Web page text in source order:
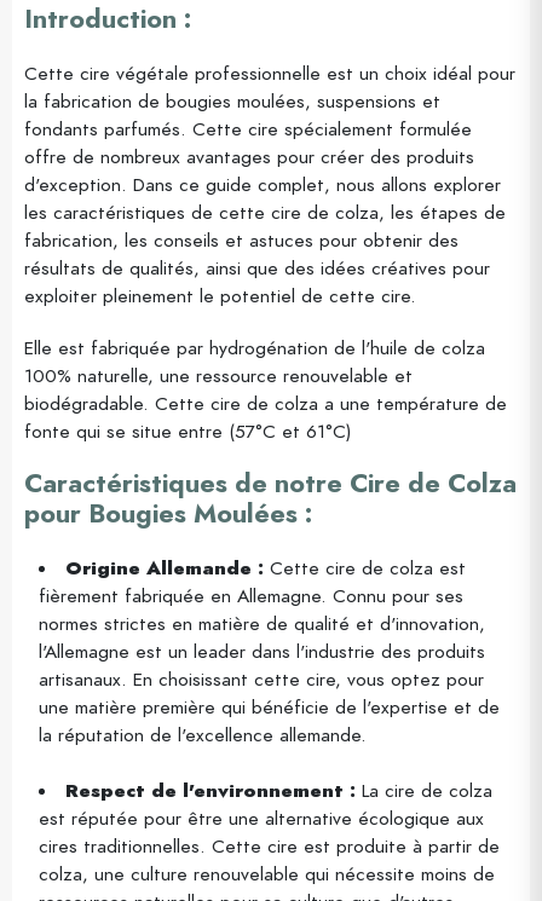
Introduction :
Cette cire végétale professionnelle est un choix idéal pour
la fabrication de bougies moulées, suspensions et
fondants parfumés. Cette cire spécialement formulée
offre de nombreux avantages pour créer des produits
d'exception. Dans ce guide complet, nous allons explorer
les caractéristiques de cette cire de colza, les étapes de
fabrication, les conseils et astuces pour obtenir des
résultats de qualités, ainsi que des idées créatives pour
exploiter pleinement le potentiel de cette cire.
Elle est fabriquée par hydrogénation de l'huile de colza
100% naturelle, une ressource renouvelable et
biodégradable. Cette cire de colza a une température de
fonte qui se situe entre (57°C et 61°C)
Caractéristiques de notre Cire de Colza
pour Bougies Moulées :
Origine Allemande : Cette cire de colza est
fièrement fabriquée en Allemagne. Connu pour ses
normes strictes en matière de qualité et d'innovation,
l'Allemagne est un leader dans l'industrie des produits
artisanaux. En choisissant cette cire, vous optez pour
une matière première qui bénéficie de l'expertise et de
la réputation de l'excellence allemande.
Respect de l'environnement : La cire de colza
est réputée pour être une alternative écologique aux
cires traditionnelles. Cette cire est produite à partir de
colza, une culture renouvelable qui nécessite moins de